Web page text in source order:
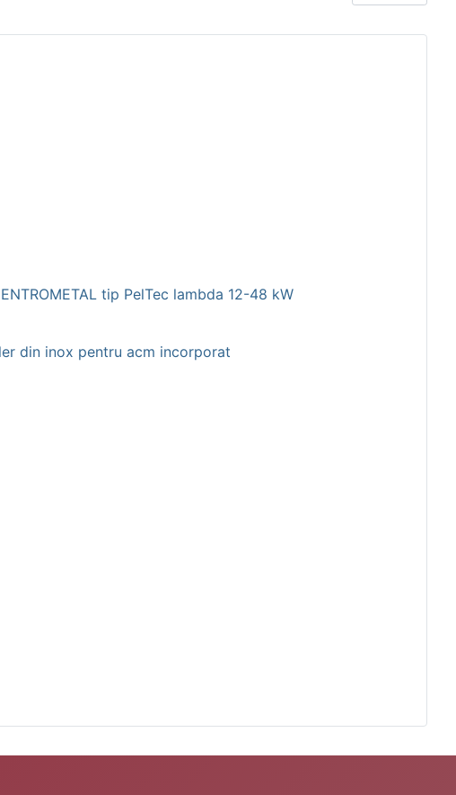
tip PelTec lambda 12-48 kW
din inox pentru acm incorporat